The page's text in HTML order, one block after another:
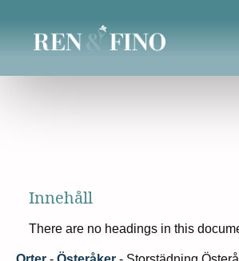
Innehåll
There are no headings in this